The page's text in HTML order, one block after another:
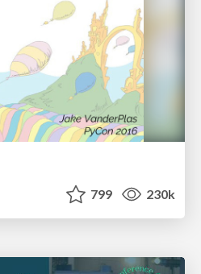
799 230k